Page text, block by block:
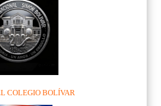
COLEGIO BOLÍVAR